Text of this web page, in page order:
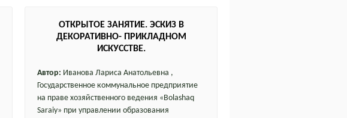
ОТКРЫТОЕ ЗАНЯТИЕ. ЭСКИЗ В
ДЕКОРАТИВНО- ПРИКЛАДНОМ
ИСКУССТВЕ.
Автор: Иванова Лариса Анатольевна ,
Государственное коммунальное предприятие
на праве хозяйственного ведения «Bolashaq
Saraiy» при управлении образования